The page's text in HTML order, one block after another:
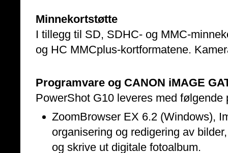
Minnekortstøtte
I tillegg til SD, SDHC- og MMC-
og HC MMCplus-kortformatene.
Programvare og CANON iMAGE
PowerShot G10 leveres med følgende
ZoomBrowser EX 6.2 (Windows),
organisering og redigering av
og skrive ut digitale fotoalbum.